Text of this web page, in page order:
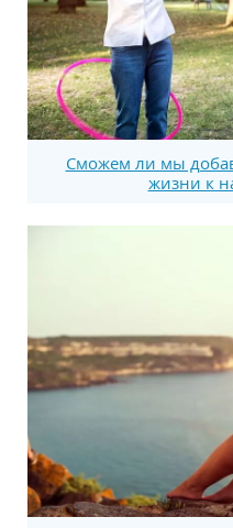
Сможем ли мы
жизни к